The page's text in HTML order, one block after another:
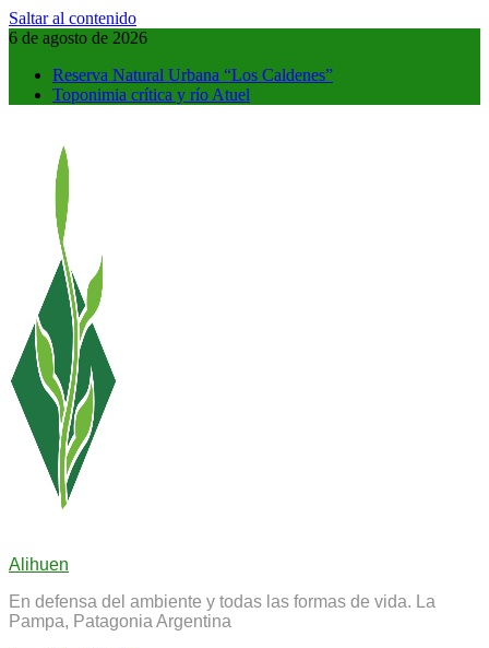
Saltar al contenido
6 de agosto de 2026
Reserva Natural Urbana “Los Caldenes”
Toponimia crítica y río Atuel
Alihuen
En defensa del ambiente y todas las formas de vida. La
Pampa, Patagonia Argentina